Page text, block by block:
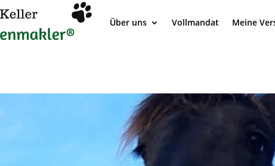
Über uns Vollmandat Meine